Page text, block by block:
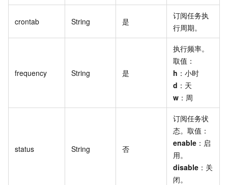
crontab String 是
订阅任务执
行周期。
frequency String 是
执行频率。
取值：
h ：小时
d ：天
w ：周
status String 否
订阅任务状
态。取值：
enable ：启
用。
disable ：关
闭。